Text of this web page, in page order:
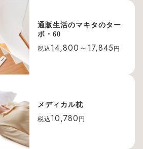
通販生活のマキタのター
ボ・60
税込 14,800～17,845 円
メディカル枕
税込 10,780 円